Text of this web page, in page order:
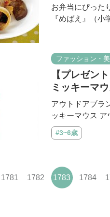
お弁当にぴった
『めばえ』（
ファッション・
【プレゼン
ミッキーマ
アウトドアブラ
ッキーマウス
#3~6歳
1781 1782 1783 1784